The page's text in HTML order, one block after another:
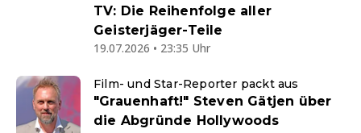
TV: Die Reihenfolge aller
Geisterjäger-Teile
19.07.2026 • 23:35 Uhr
Film- und Star-Reporter packt aus
"Grauenhaft!" Steven Gätjen über
die Abgründe Hollywoods